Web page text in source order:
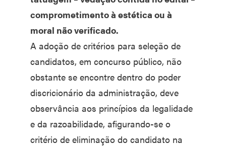
comprometimento à estética ou à
moral não verificado.
A adoção de critérios para seleção de
candidatos, em concurso público, não
obstante se encontre dentro do poder
discricionário da administração, deve
observância aos princípios da legalidade
e da razoabilidade, afigurando-se o
critério de eliminação do candidato na